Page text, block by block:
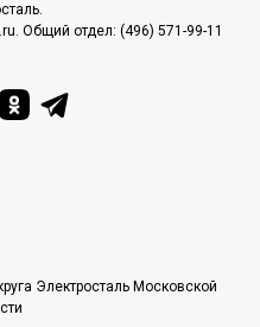
Общий отдел: (496) 571-99-11
Электросталь Московской